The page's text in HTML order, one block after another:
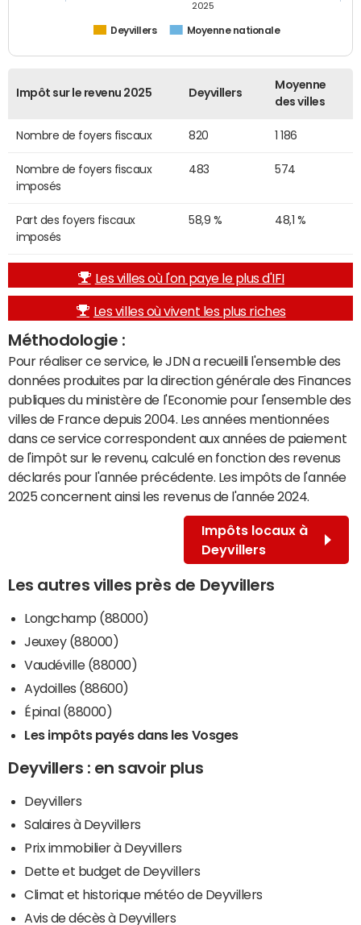
Deyvillers Moyenne nationale
2025
Impôt sur le revenu 2025 Deyvillers
Moyenne
des villes
Nombre de foyers fiscaux 820 1 186
Nombre de foyers fiscaux
imposés
483 574
Part des foyers fiscaux
imposés
58,9 % 48,1 %
Les villes où l'on paye le plus d'IFI
Les villes où vivent les plus riches
Méthodologie :
Pour réaliser ce service, le JDN a recueilli l'ensemble des
données produites par la direction générale des Finances
publiques du ministère de l'Economie pour l'ensemble des
villes de France depuis 2004. Les années mentionnées
dans ce service correspondent aux années de paiement
de l'impôt sur le revenu, calculé en fonction des revenus
déclarés pour l'année précédente. Les impôts de l'année
2025 concernent ainsi les revenus de l'année 2024.
Impôts locaux à
Deyvillers
Les autres villes près de Deyvillers
Longchamp (88000)
Jeuxey (88000)
Vaudéville (88000)
Aydoilles (88600)
Épinal (88000)
Les impôts payés dans les Vosges
Deyvillers : en savoir plus
Deyvillers
Salaires à Deyvillers
Prix immobilier à Deyvillers
Dette et budget de Deyvillers
Climat et historique météo de Deyvillers
Avis de décès à Deyvillers